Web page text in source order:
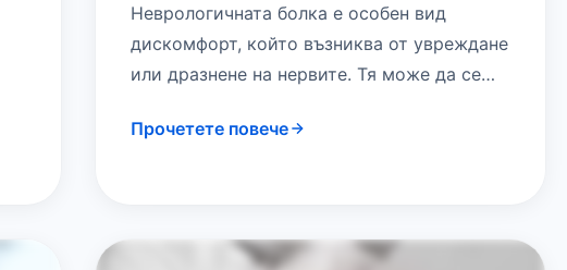
Неврологичната болка е особен вид
дискомфорт, който възниква от увреждане
или дразнене на нервите. Тя може да се
включително…
Прочетете повече